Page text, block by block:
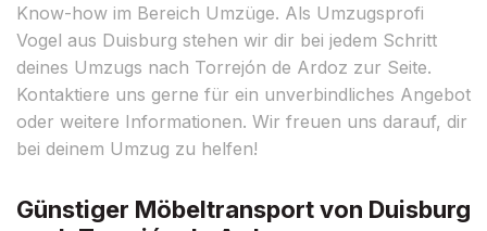
Know-how im Bereich Umzüge. Als Umzugsprofi
Vogel aus Duisburg stehen wir dir bei jedem Schritt
deines Umzugs nach Torrejón de Ardoz zur Seite.
Kontaktiere uns gerne für ein unverbindliches Angebot
oder weitere Informationen. Wir freuen uns darauf, dir
bei deinem Umzug zu helfen!
Günstiger Möbeltransport von Duisburg